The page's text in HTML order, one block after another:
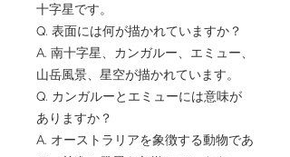
十字星です。
Q. 表面には何が描かれていますか？
A. 南十字星、カンガルー、エミュー、
山岳風景、星空が描かれています。
Q. カンガルーとエミューには意味が
ありますか？
A. オーストラリアを象徴する動物であ